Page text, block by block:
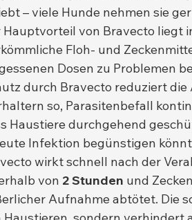
– viele Hunde nehmen sie
Hauptvorteil von Bravecto liegt
Floh- und
Dosen zu Problemen
durch Bravecto reduziert
so, Parasitenbefall
Haustiere durchgehend
Infektion begünstigen
wirkt schnell nach der
von 2 Stunden und
Aufnahme abtötet. Die